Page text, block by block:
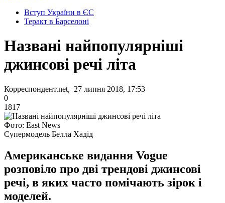
Вступ України в ЄС
Теракт в Барселоні
Названі найпопулярніші
джинсові речі літа
Корреспондент.net, 27 липня 2018, 17:53
0
1817
Фото: East News
Супермодель Белла Хадід
Американське видання Vogue
розповіло про дві трендові джинсові
речі, в яких часто помічають зірок і
моделей.